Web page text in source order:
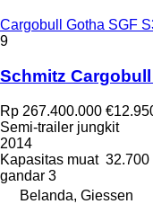
Cargobull Gotha SGF
9
Schmitz
Rp 267.400.000
Semi-trailer jungkit
2014
Kapasitas muat 32.700
gandar 3
Belanda, Giessen